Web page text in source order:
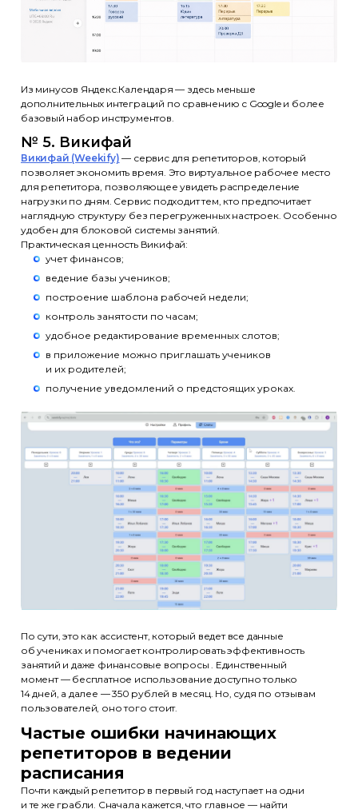
Из минусов Яндекс.Календаря — здесь меньше
дополнительных интеграций по сравнению с Google и более
базовый набор инструментов.
№ 5. Викифай
Викифай (Weekify) — сервис для репетиторов, который
позволяет экономить время. Это виртуальное рабочее место
для репетитора, позволяющее увидеть распределение
нагрузки по дням. Сервис подходит тем, кто предпочитает
наглядную структуру без перегруженных настроек. Особенно
удобен для блоковой системы занятий.
Практическая ценность Викифай:
учет финансов;
ведение базы учеников;
построение шаблона рабочей недели;
контроль занятости по часам;
удобное редактирование временных слотов;
в приложение можно приглашать учеников
и их родителей;
получение уведомлений о предстоящих уроках.
По сути, это как ассистент, который ведет все данные
об учениках и помогает контролировать эффективность
занятий и даже финансовые вопросы . Единственный
момент — бесплатное использование доступно только
14 дней, а далее — 350 рублей в месяц. Но, судя по отзывам
пользователей, оно того стоит.
Частые ошибки начинающих
репетиторов в ведении
расписания
Почти каждый репетитор в первый год наступает на одни
и те же грабли. Сначала кажется, что главное — найти
Эксперты Партнеры Отзывы
+7 (495) 788-53-26
ООО «Актион-Диджитал» г. Москва,
1-й Земельный переулок, 1
Лицензия
© ООО «Актион-Диджитал»,
Политика обработки
персональных данных
Информация на сайте носит
информационный характер
(ст. 437 ГК РФ)
Использование файлов cookie
Условия акции с OZON и Xiaomi